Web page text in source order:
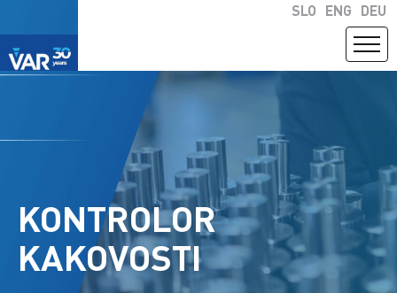
SLO ENG DEU
KONTROLOR
KAKOVOSTI